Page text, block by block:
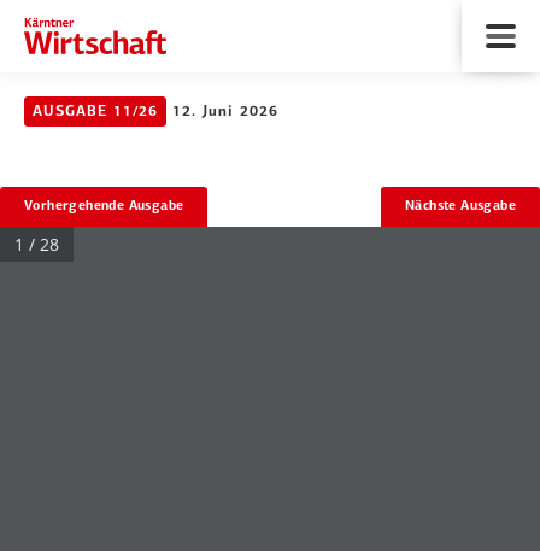
AUSGABE 11/26 12. Juni 2026
Vorhergehende Ausgabe Nächste Ausgabe
1 / 28